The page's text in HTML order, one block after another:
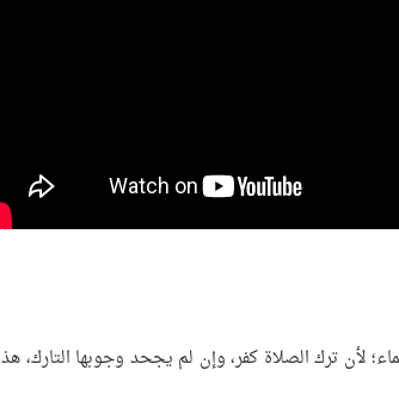
لأن ترك الصلاة كفر، وإن لم يجحد وجوبها التارك،